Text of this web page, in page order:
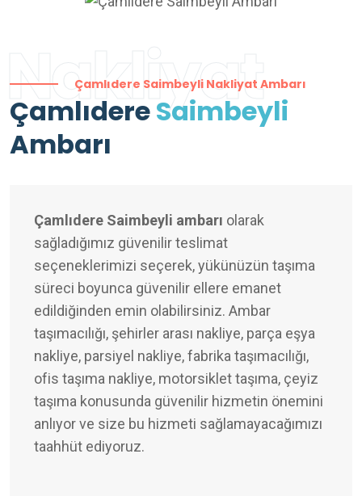
Nakliyat
Çamlıdere Saimbeyli Nakliyat Ambarı
ÇamlıdereSaimbeyli
Ambarı
Çamlıdere Saimbeyli ambarı olarak
sağladığımız güvenilir teslimat
seçeneklerimizi seçerek, yükünüzün taşıma
süreci boyunca güvenilir ellere emanet
edildiğinden emin olabilirsiniz. Ambar
taşımacılığı, şehirler arası nakliye, parça eşya
nakliye, parsiyel nakliye, fabrika taşımacılığı,
ofis taşıma nakliye, motorsiklet taşıma, çeyiz
taşıma konusunda güvenilir hizmetin önemini
anlıyor ve size bu hizmeti sağlamayacağımızı
taahhüt ediyoruz.